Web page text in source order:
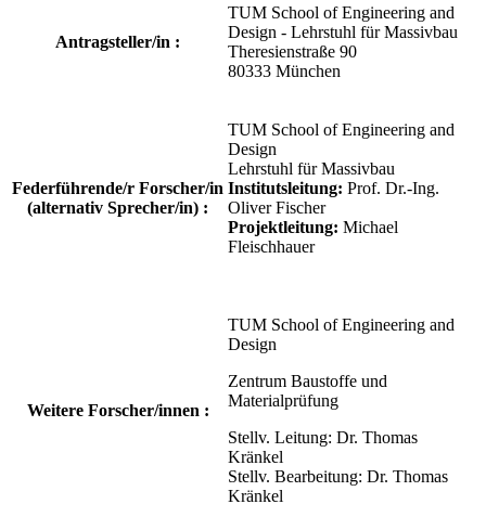
Antragsteller/in :
TUM School of Engineering and
Design - Lehrstuhl für Massivbau
Theresienstraße 90
80333 München
Federführende/r Forscher/in
(alternativ Sprecher/in) :
TUM School of Engineering and
Design
Lehrstuhl für Massivbau
Institutsleitung: Prof. Dr.-Ing.
Oliver Fischer
Projektleitung: Michael
Fleischhauer
Weitere Forscher/innen :
TUM School of Engineering and
Design
Zentrum Baustoffe und
Materialprüfung
Stellv. Leitung: Dr. Thomas
Kränkel
Stellv. Bearbeitung: Dr. Thomas
Kränkel